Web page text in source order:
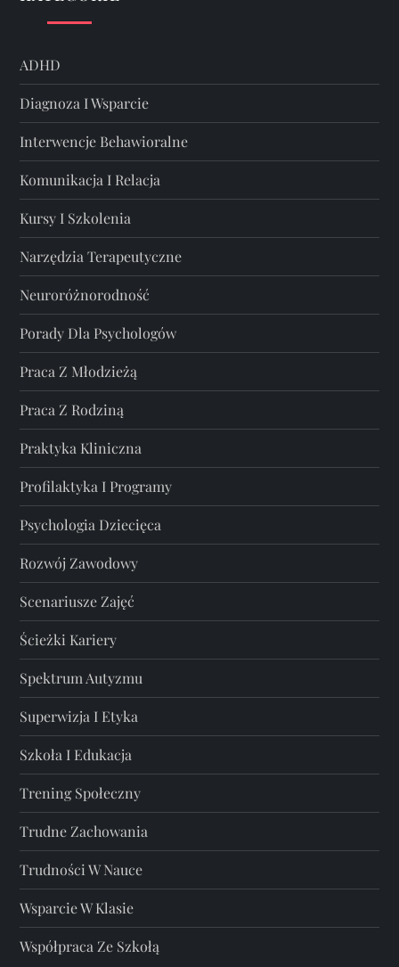
ADHD
Diagnoza I Wsparcie
Interwencje Behawioralne
Komunikacja I Relacja
Kursy I Szkolenia
Narzędzia Terapeutyczne
Neuroróżnorodność
Porady Dla Psychologów
Praca Z Młodzieżą
Praca Z Rodziną
Praktyka Kliniczna
Profilaktyka I Programy
Psychologia Dziecięca
Rozwój Zawodowy
Scenariusze Zajęć
Ścieżki Kariery
Spektrum Autyzmu
Superwizja I Etyka
Szkoła I Edukacja
Trening Społeczny
Trudne Zachowania
Trudności W Nauce
Wsparcie W Klasie
Współpraca Ze Szkołą